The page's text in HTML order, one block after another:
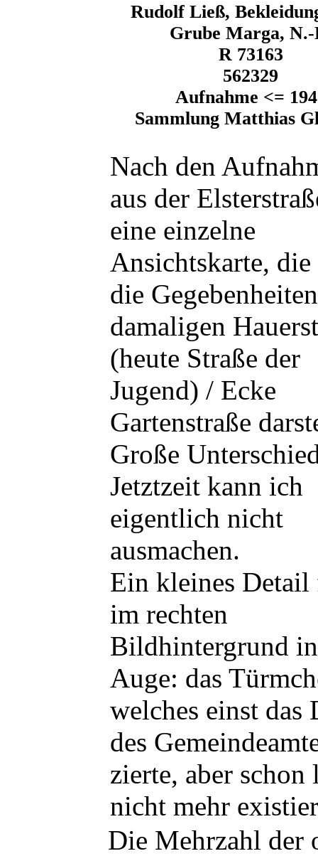
Rudolf Ließ,
Grube Marga,
R 73163
562329
Aufnahme <=
Sammlung Matthias
Nach den
aus der
eine einzelne
Ansichtskarte, die
die
damaligen
(heute Straße der
Jugend) / Ecke
Gartenstraße
Große
Jetztzeit kann ich
eigentlich nicht
ausmachen.
Ein kleines
im rechten
Bildhintergrund
Auge: das
welches einst das
des
zierte, aber schon
nicht mehr
Die Mehrzahl der